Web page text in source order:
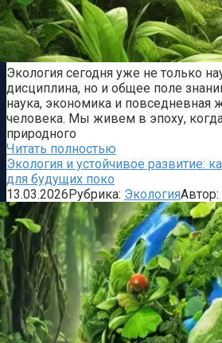
Экология сегодня уже не только
дисциплина, но и общее поле
наука, экономика и повседневная
человека. Мы живем в эпоху,
природного
Читать полностью
Экология и устойчивое развитие:
для будущих поко
13.03.2026Рубрика: ЭкологияАвтор: